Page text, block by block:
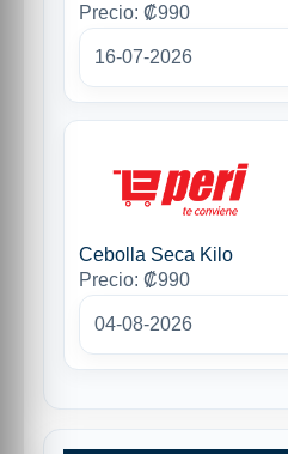
Precio: ₡990
16-07-2026
Cebolla Seca Kilo
Precio: ₡990
04-08-2026